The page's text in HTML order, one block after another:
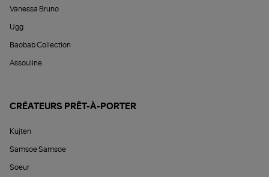
Vanessa Bruno
Ugg
Baobab Collection
Assouline
CRÉATEURS PRÊT-À-PORTER
Kujten
Samsoe Samsoe
Soeur